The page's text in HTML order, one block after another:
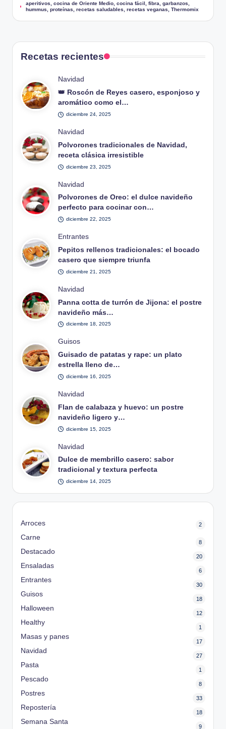
Etiquetas:
aperitivos,cocina de Oriente Medio,cocina fácil,fibra,garbanzos,
hummus,proteínas,recetas saludables,recetas veganas,Thermomix
Recetas recientes
Publicado
en
Navidad
👑 Roscón de Reyes casero, esponjoso y
aromático como el…
diciembre 24, 2025
Publicado
en
Navidad
Polvorones tradicionales de Navidad,
receta clásica irresistible
diciembre 23, 2025
Publicado
en
Navidad
Polvorones de Oreo: el dulce navideño
perfecto para cocinar con…
diciembre 22, 2025
Publicado
en
Entrantes
Pepitos rellenos tradicionales: el bocado
casero que siempre triunfa
diciembre 21, 2025
Publicado
en
Navidad
Panna cotta de turrón de Jijona: el postre
navideño más…
diciembre 18, 2025
Publicado
en
Guisos
Guisado de patatas y rape: un plato
estrella lleno de…
diciembre 16, 2025
Publicado
en
Navidad
Flan de calabaza y huevo: un postre
navideño ligero y…
diciembre 15, 2025
Publicado
en
Navidad
Dulce de membrillo casero: sabor
tradicional y textura perfecta
diciembre 14, 2025
Arroces 2
Carne
8
Destacado
20
Ensaladas
6
Entrantes
30
Guisos
18
Halloween
12
Healthy
1
Masas y panes
17
Navidad
27
Pasta
1
Pescado
8
Postres
33
Repostería
18
Semana Santa
9